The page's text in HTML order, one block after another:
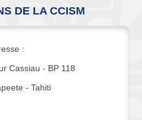
DE LA CCISM
:
Cassiau - BP 118
- Tahiti